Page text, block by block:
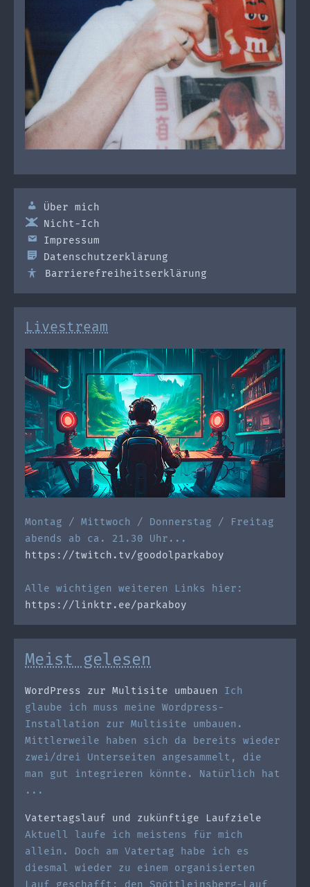
Über mich
Nicht-Ich
Impressum
Datenschutzerklärung
Barrierefreiheitserklärung
Livestream
Montag / Mittwoch / Donnerstag / Freitag
abends ab ca. 21.30 Uhr...
https://twitch.tv/goodolparkaboy
Alle wichtigen weiteren Links hier:
https://linktr.ee/parkaboy
Meist gelesen
WordPress zur Multisite umbauen
Ich
glaube ich muss meine Wordpress-
Installation zur Multisite umbauen.
Mittlerweile haben sich da bereits wieder
zwei/drei Unterseiten angesammelt, die
man gut integrieren könnte. Natürlich hat
...
Vatertagslauf und zukünftige Laufziele
Aktuell laufe ich meistens für mich
allein. Doch am Vatertag habe ich es
diesmal wieder zu einem organisierten
Lauf geschafft: den Spöttleinsberg-Lauf